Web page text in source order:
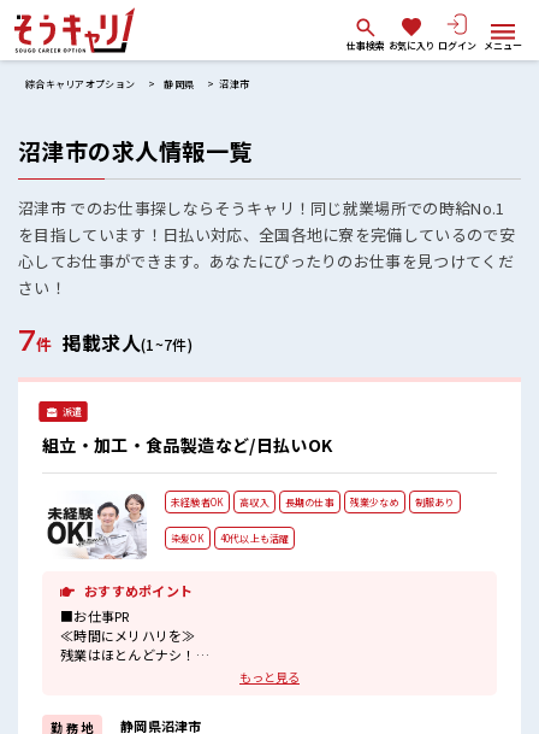
仕事検索 お気に入り ログイン メニュー
綜合キャリアオプション 静岡県 沼津市
沼津市の求人情報一覧
沼津市 でのお仕事探しならそうキャリ！同じ就業場所での時給No.1
を目指しています！日払い対応、全国各地に寮を完備しているので安
心してお仕事ができます。あなたにぴったりのお仕事を見つけてくだ
さい！
7件 掲載求人(1~7件)
派遣
組立・加工・食品製造など/日払いOK
未経験者OK 高収入 長期の仕事 残業少なめ 制服あり
染髪OK 40代以上も活躍
おすすめポイント
■お仕事PR
≪時間にメリハリを≫
残業はほとんどナシ！
場合によってはお願いすることもあります♪
基本的に髪色自由で明るすぎたり奇抜でなければOKです！
もっと見る
勤 務 地
静岡県沼津市